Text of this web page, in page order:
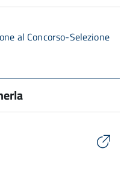
al Concorso-Selezione